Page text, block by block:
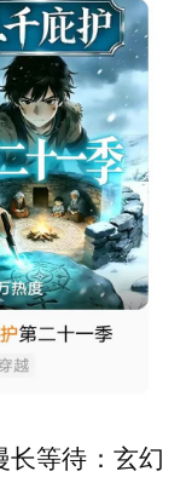
等待：玄幻